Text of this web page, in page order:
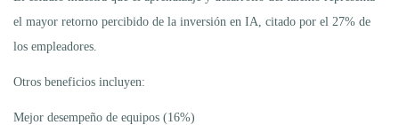
el mayor retorno percibido de la inversión en IA, citado por el 27% de
los empleadores.
Otros beneficios incluyen:
Mejor desempeño de equipos (16%)